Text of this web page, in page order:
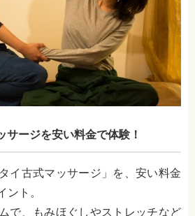
サージを安い料金で体験！
イ古式マッサージ」を、安い料金
ト。
で、もみほぐしやストレッチなど